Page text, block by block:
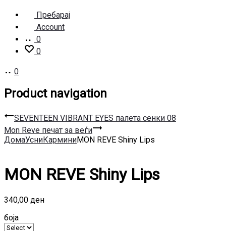
Пребарај
Account
0
0
0
Product navigation
SEVENTEEN VIBRANT EYES палета сенки 08
Mon Reve печат за веѓи
ДомаУсниКарминиMON REVE Shiny Lips
MON REVE Shiny Lips
340,00 ден
боја